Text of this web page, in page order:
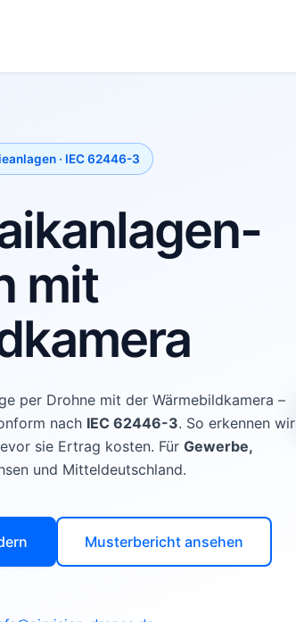
· IEC 62446-3
mit
per Drohne mit der Wärmebildkamera –
nach IEC 62446-3. So erkennen wir
sie Ertrag kosten. Für Gewerbe,
und Mitteldeutschland.
Musterbericht ansehen